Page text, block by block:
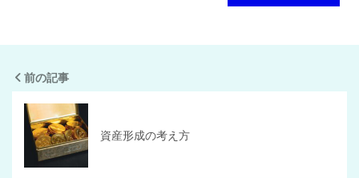
前の記事
資産形成の考え方